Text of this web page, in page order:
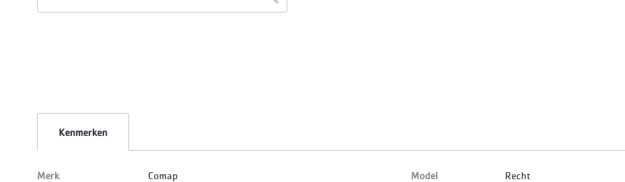
Kenmerken
Merk
Comap
Model
Recht